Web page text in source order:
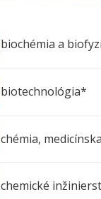
biochémia a
biotechnológia*
chémia,
chemické